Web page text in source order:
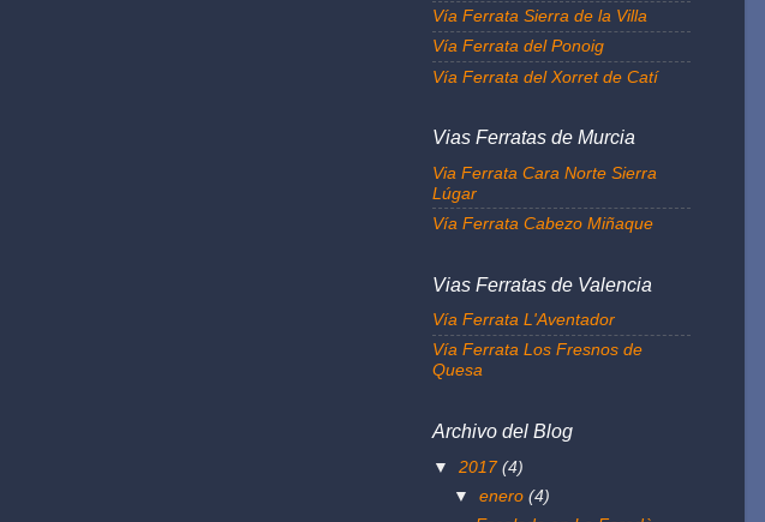
Vía Ferrata Sierra de la Villa
Vía Ferrata del Ponoig
Vía Ferrata del Xorret de Catí
Vias Ferratas de Murcia
Via Ferrata Cara Norte Sierra
Lúgar
Vía Ferrata Cabezo Miñaque
Vias Ferratas de Valencia
Vía Ferrata L'Aventador
Vía Ferrata Los Fresnos de
Quesa
Archivo del Blog
▼ 2017(4)
▼enero(4)